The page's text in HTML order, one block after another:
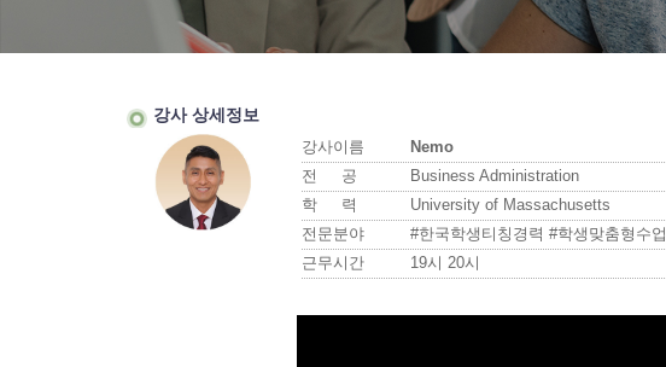
강사 상세정보
강사이름
Nemo
전 공
Business Administration
학 력
University of Massachusetts
전문분야
#한국학생티칭경력 #학생맞춤형수업
근무시간
19시 20시